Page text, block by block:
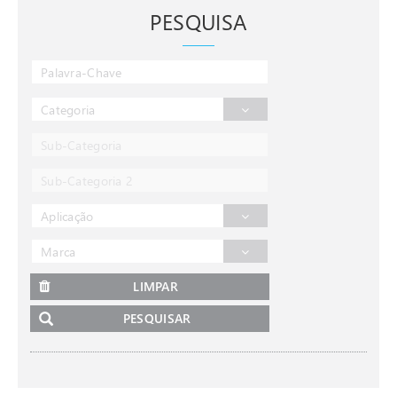
PESQUISA
Categoria
Aplicação
Marca
LIMPAR
PESQUISAR